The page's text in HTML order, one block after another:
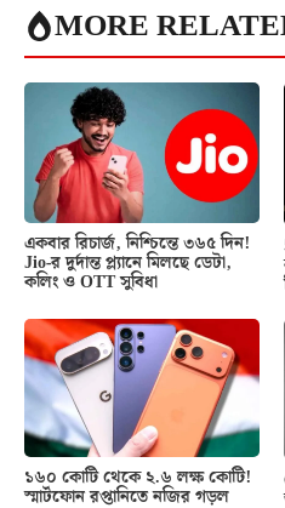
MORE
একবার রিচার্জ, নিশ্চিন্তে ৩৬৫ দিন!
Jio-র দুর্দান্ত প্ল্যানে মিলছে ডেটা,
কলিং ও OTT সুবিধা
১৬০ কোটি থেকে ২.৬ লক্ষ কোটি!
স্মার্টফোন রপ্তানিতে নজির গড়ল